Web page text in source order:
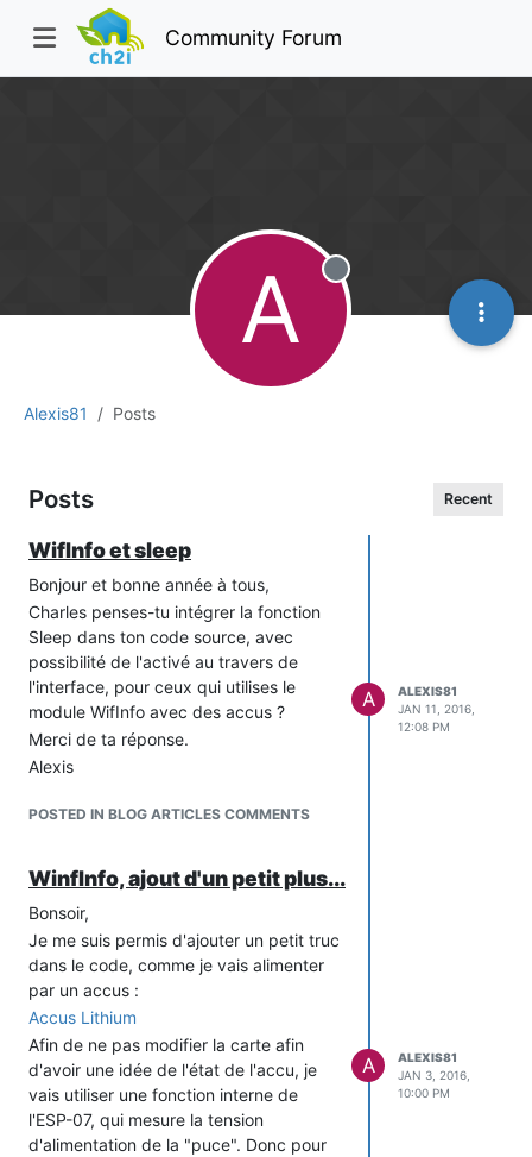
Community Forum
Alexis81 Posts
A Offline
Posts Recent
WifInfo et sleep
Bonjour et bonne année à tous,
Charles penses-tu intégrer la fonction
Sleep dans ton code source, avec
possibilité de l'activé au travers de
l'interface, pour ceux qui utilises le
module WifInfo avec des accus ?
Merci de ta réponse.
Alexis
POSTED IN BLOG ARTICLES COMMENTS
A
ALEXIS81
JAN 11, 2016,
12:08 PM
WinfInfo, ajout d'un petit plus...
Bonsoir,
Je me suis permis d'ajouter un petit truc
dans le code, comme je vais alimenter
par un accus :
Accus Lithium
Afin de ne pas modifier la carte afin
d'avoir une idée de l'état de l'accu, je
vais utiliser une fonction interne de
l'ESP-07, qui mesure la tension
d'alimentation de la "puce". Donc pour
A
ALEXIS81
JAN 3, 2016,
10:00 PM